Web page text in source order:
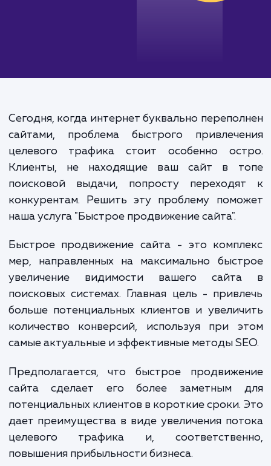
Сегодня, когда интернет буквально
сайтами, проблема быстрого
целевого трафика стоит особенно
Клиенты, не находящие ваш сайт в
поисковой выдачи, попросту
конкурентам. Решить эту проблему
наша услуга "Быстрое продвижение сайта".
Быстрое продвижение сайта - это
мер, направленных на максимально
увеличение видимости вашего
больше потенциальных клиентов и
количество конверсий, используя при
Предполагается, что быстрое